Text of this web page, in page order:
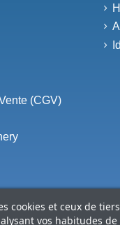
(CGV)
cookies et ceux de
vos habitudes